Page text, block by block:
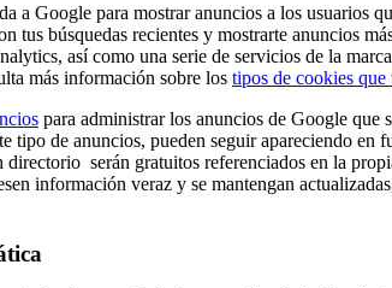
a Google para mostrar anuncios a los usuarios
tus búsquedas recientes y mostrarte anuncios
así como una serie de servicios de la
más información sobre los tipos de cookies
para administrar los anuncios de Google que
tipo de anuncios, pueden seguir apareciendo
serán gratuitos referenciados en la
información veraz y se mantengan